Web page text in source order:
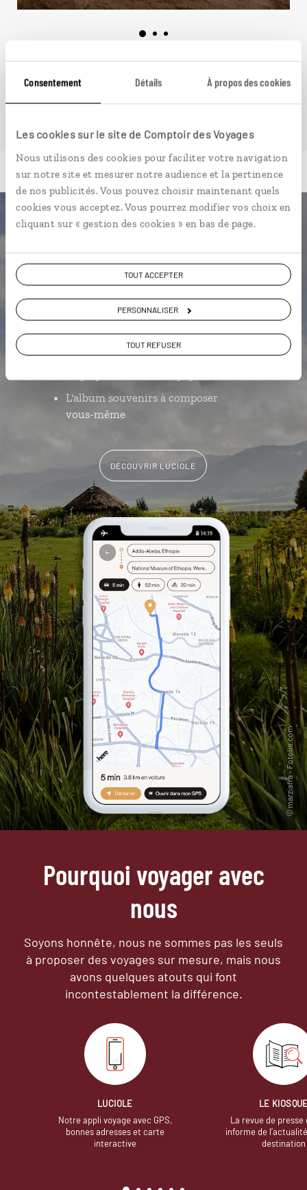
Consentement Détails À propos des cookies
Les cookies sur le site de Comptoir des Voyages
Nous utilisons des cookies pour faciliter votre navigation
sur notre site et mesurer notre audience et la pertinence
de nos publicités. Vous pouvez choisir maintenant quels
cookies vous acceptez. Vous pourrez modifier vos choix en
cliquant sur « gestion des cookies » en bas de page.
TOUT ACCEPTER
PERSONNALISER
TOUT REFUSER
VOIR NOS 3 IDÉES DE VOYAGE EN ETHIOPIE
Luciole,
l'appli qui vous guide en Ethiopie
Notre sélection d'églises et
L'album souvenirs à composer
vous-même
DÉCOUVRIR LUCIOLE
Pourquoi voyager avec
nous
Soyons honnête, nous ne sommes pas les seuls
à proposer des voyages sur mesure, mais nous
avons quelques atouts qui font
incontestablement la différence.
LUCIOLE
Notre appli voyage avec GPS,
bonnes adresses et carte
interactive
LE
La revue de presse
informe de
destination